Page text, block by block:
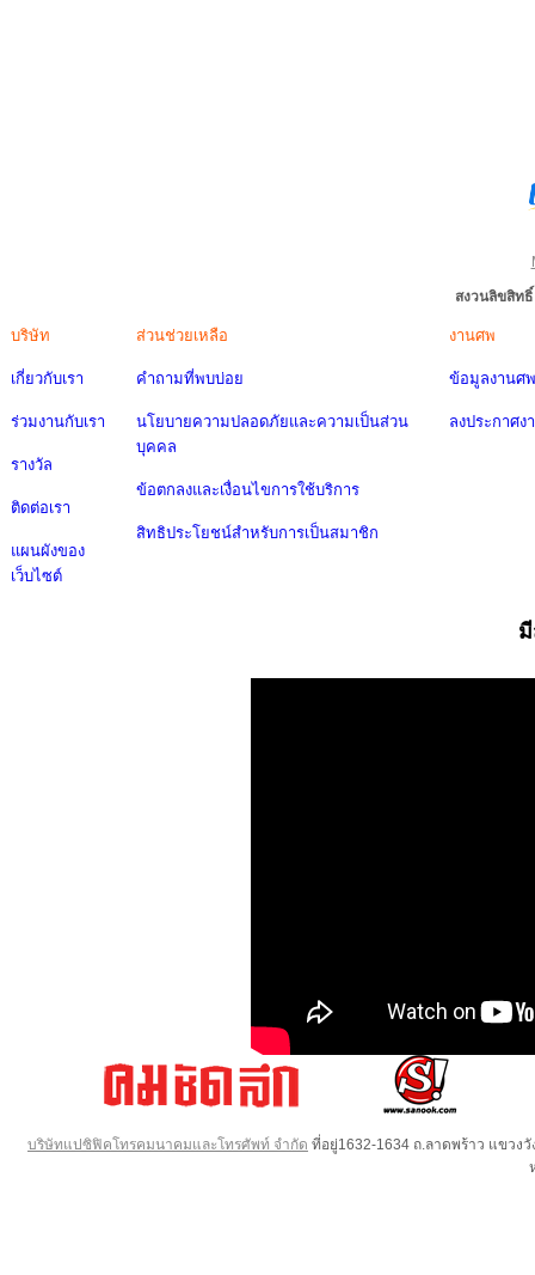
สงวนลิขสิท
บริษัท
เกี่ยวกับเรา
ร่วมงานกับเรา
รางวัล
ติดต่อเรา
แผนผังของ
เว็บไซต์
ส่วนช่วยเหลือ
คำถามที่พบบ่อย
นโยบายความปลอดภัยและความเป็นส่วน
บุคคล
ข้อตกลงและเงื่อนไขการใช้บริการ
สิทธิประโยชน์สำหรับการเป็นสมาชิก
งานศพ
ข้อมูลงานศพ
ลงประกาศง
บริษัทแปซิฟิคโทรคมนาคมและโทรศัพท์ จำกัด ที่อยู่1632-1634 ถ.ลาดพร้าว แขวง